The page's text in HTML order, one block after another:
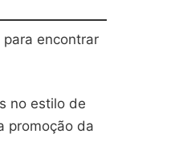
encontrar
no estilo de
promoção da